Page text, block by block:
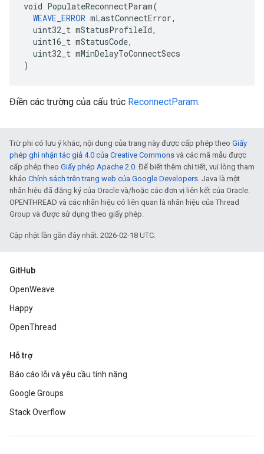
void PopulateReconnectParam(
WEAVE_ERROR mLastConnectError,
  uint32_t mStatusProfileId,
  uint16_t mStatusCode,
  uint32_t mMinDelayToConnectSecs
)
Điền các trường của cấu trúc ReconnectParam.
Trừ phi có lưu ý khác, nội dung của trang này được cấp phép theo Giấy
phép ghi nhận tác giả 4.0 của Creative Commons và các mã mẫu được
cấp phép theo Giấy phép Apache 2.0. Để biết thêm chi tiết, vui lòng tham
khảo Chính sách trên trang web của Google Developers. Java là một
nhãn hiệu đã đăng ký của Oracle và/hoặc các đơn vị liên kết của Oracle.
OPENTHREAD và các nhãn hiệu có liên quan là nhãn hiệu của Thread
Group và được sử dụng theo giấy phép.
Cập nhật lần gần đây nhất: 2026-02-18 UTC.
GitHub
OpenWeave
Happy
OpenThread
Hỗ trợ
Báo cáo lỗi và yêu cầu tính năng
Google Groups
Stack Overflow